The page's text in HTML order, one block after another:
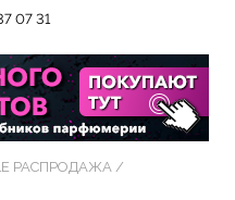
07 31
РАСПРОДАЖА